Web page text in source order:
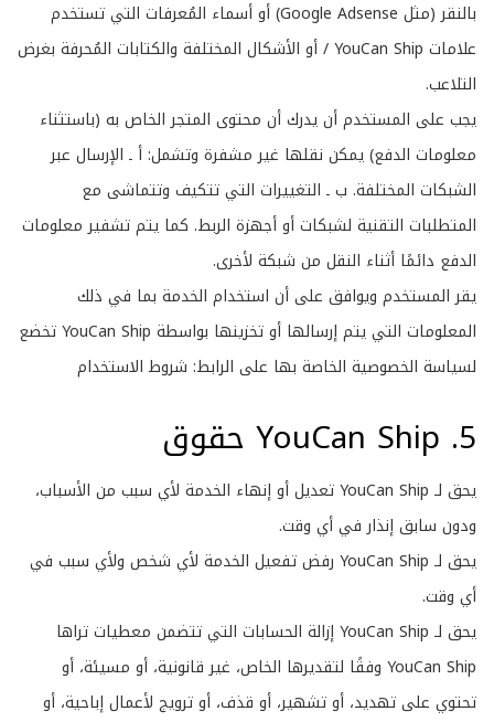
بالنقر (مثل Google Adsense) أو أسماء المُعرفات التي تستخدم
علامات YouCan Ship / أو الأشكال المختلفة والكتابات المُحرفة بغرض
التلاعب.
يجب على المستخدم أن يدرك أن محتوى المتجر الخاص به (باستثناء
معلومات الدفع) يمكن نقلها غير مشفرة وتشمل: أ ـ الإرسال عبر
الشبكات المختلفة. ب ـ التغييرات التي تتكيف وتتماشى مع
المتطلبات التقنية لشبكات أو أجهزة الربط. كما يتم تشفير معلومات
الدفع دائمًا أثناء النقل من شبكة لأخرى.
يقر المستخدم ويوافق على أن استخدام الخدمة بما في ذلك
المعلومات التي يتم إرسالها أو تخزينها بواسطة YouCan Ship تخضع
لسياسة الخصوصية الخاصة بها على الرابط: شروط الاستخدام
5. YouCan Ship حقوق
يحق لـ YouCan Ship تعديل أو إنهاء الخدمة لأي سبب من الأسباب،
ودون سابق إنذار في أي وقت.
يحق لـ YouCan Ship رفض تفعيل الخدمة لأي شخص ولأي سبب في
أي وقت.
يحق لـ YouCan Ship إزالة الحسابات التي تتضمن معطيات تراها
YouCan Ship وفقًا لتقديرها الخاص، غير قانونية، أو مسيئة، أو
تحتوي على تهديد، أو تشهير، أو قذف، أو ترويج لأعمال إباحية، أو